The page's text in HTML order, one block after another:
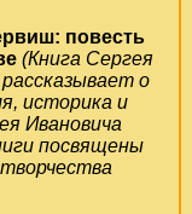
повесть
(Книга Сергея
о
историка и
Ивановича
посвящены